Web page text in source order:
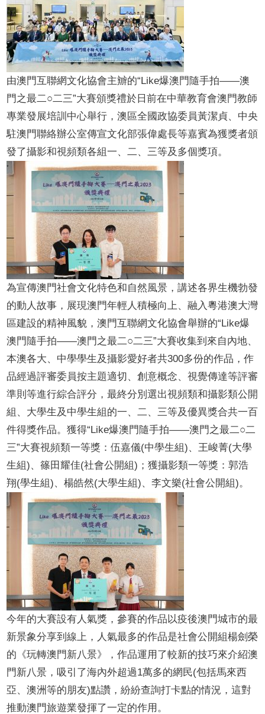
由澳門互聯網文化協會主辧的“Like爆澳門隨手拍——澳
門之最二○二三”大賽頒獎禮於日前在中華教育會澳門教師
專業發展培訓中心舉行，澳區全國政協委員黃潔貞、中央
駐澳門聯絡辦公室傳宣文化部張偉處長等嘉賓為獲獎者頒
發了攝影和視頻類各組一、二、三等及多個獎項。
為宣傳澳門社會文化特色和自然風景，講述各界生機勃發
的動人故事，展現澳門年輕人積極向上、融入粵港澳大灣
區建設的精神風貌，澳門互聯網文化協會舉辦的“Like爆
澳門隨手拍——澳門之最二○二三”大賽收集到來自內地、
本澳各大、中學學生及攝影愛好者共300多份的作品，作
品經過評審委員按主題適切、創意概念、視覺傳達等評審
準則等進行綜合評分，最終分別選出視頻類和攝影類公開
組、大學生及中學生組的一、二、三等及優異獎合共一百
件得獎作品。獲得“Like爆澳門隨手拍——澳門之最二○二
三”大賽視頻類一等獎：伍嘉儀(中學生組)、王峻菁(大學
生組)、篠田耀佳(社會公開組) ；獲攝影類一等獎：郭浩
翔(學生組)、楊皓然(大學生組)、李文樂(社會公開組)。
今年的大賽設有人氣獎，參賽的作品以疫後澳門城市的最
新景象分享到線上，人氣最多的作品是社會公開組楊劍榮
的《玩轉澳門新八景》，作品運用了較新的技巧來介紹澳
門新八景，吸引了海內外超過1萬多的網民(包括馬來西
亞、澳洲等的朋友)點讚，紛紛查詢打卡點的情況，這對
推動澳門旅遊業發揮了一定的作用。